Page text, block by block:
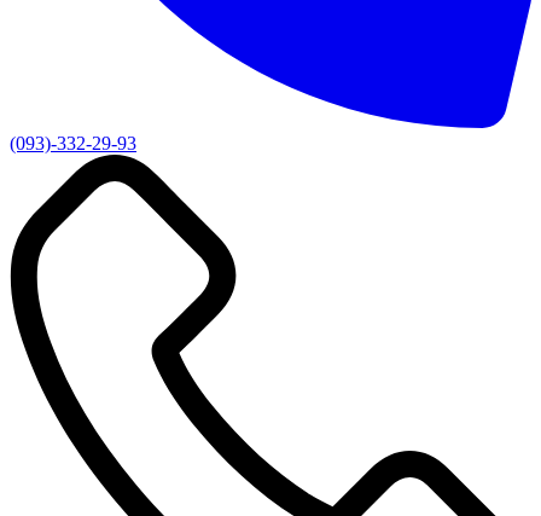
(093)-332-29-93